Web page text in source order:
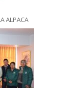
ALPACA